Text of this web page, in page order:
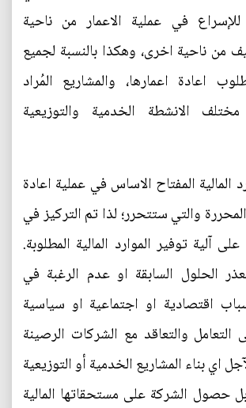
في عملية الاعمار من ناحية
من ناحية اخرى، وهكذا بالنسبة لجميع
اعادة اعمارها، والمشاريع المُراد
الانشطة الخدمية والتوزيعية
المالية المفتاح الاساس في عملية اعادة
والتي ستتحرر؛ لذا تم التركيز في
آلية توفير الموارد المالية المطلوبة.
الحلول السابقة او عدم الرغبة في
اقتصادية او اجتماعية او سياسية
التعامل والتعاقد مع الشركات الرصينة
اي بناء المشاريع الخدمية أو التوزيعية
حصول الشركة على مستحقاتها المالية